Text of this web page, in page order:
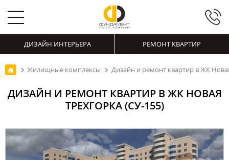
ДИЗАЙН ИНТЕРЬЕРА РЕМОНТ КВАРТИР
Жилищные комплексы Дизайн и ремонт квартир в ЖК
ДИЗАЙН И РЕМОНТ КВАРТИР В ЖК НОВАЯ
ТРЕХГОРКА (СУ-155)